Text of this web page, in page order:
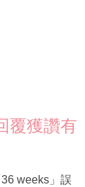
覆獲讚有
weeks」誤